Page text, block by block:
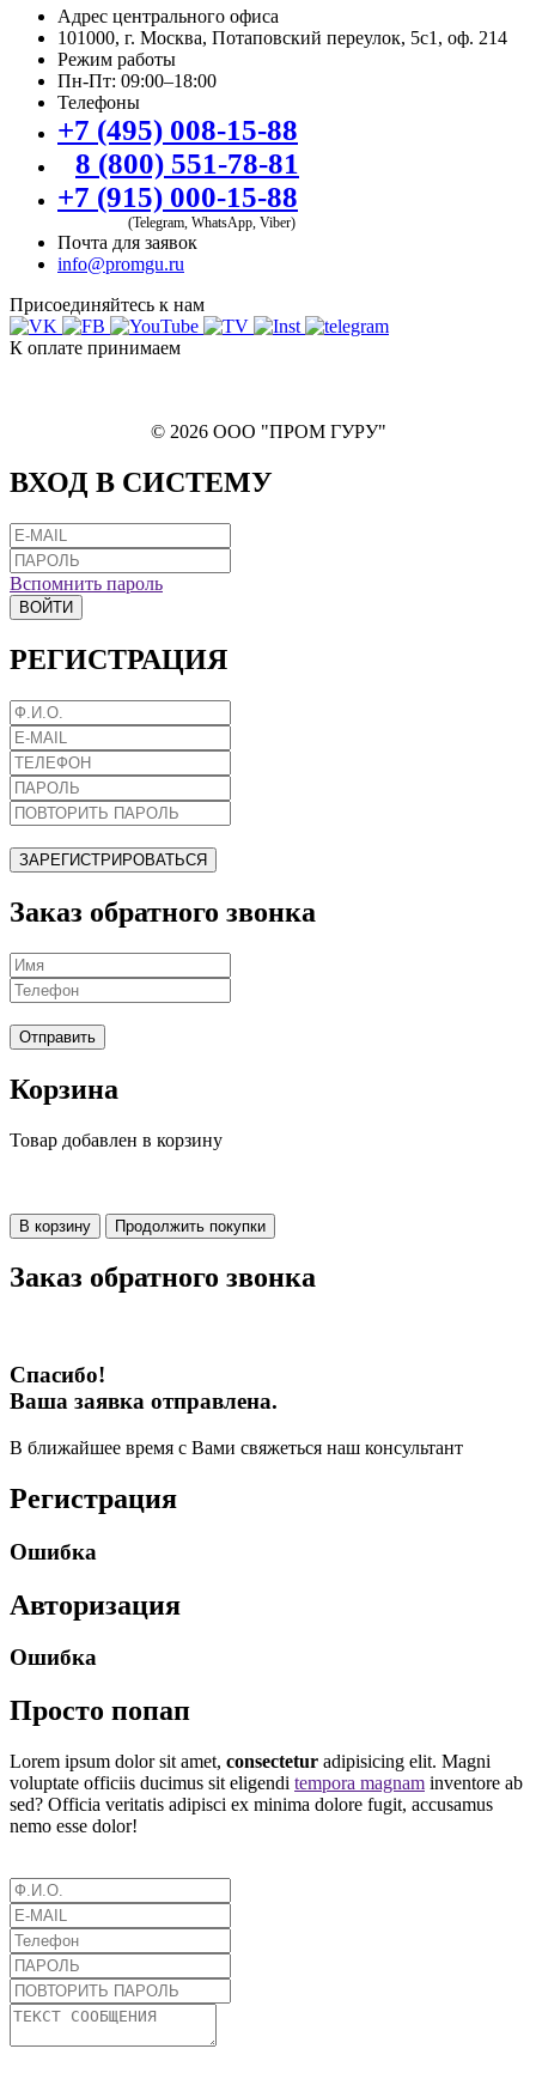
Адрес центрального офиса
101000, г. Москва, Потаповский переулок, 5с1, оф. 214
Режим работы
Пн-Пт: 09:00–18:00
Телефоны
+7 (495) 008-15-88
8 (800) 551-78-81
+7 (915) 000-15-88
(Telegram, WhatsApp, Viber)
Почта для заявок
info@promgu.ru
Присоединяйтесь к нам
К оплате принимаем
© 2026 ООО "ПРОМ ГУРУ"
ВХОД В СИСТЕМУ
Вспомнить пароль
ВОЙТИ
РЕГИСТРАЦИЯ
ЗАРЕГИСТРИРОВАТЬСЯ
Заказ обратного звонка
Отправить
Корзина
Товар добавлен в корзину
В корзину Продолжить покупки
Заказ обратного звонка
Спасибо!
Ваша заявка отправлена.
В ближайшее время с Вами свяжеться наш консультант
Регистрация
Ошибка
Авторизация
Ошибка
Просто попап
Lorem ipsum dolor sit amet, consectetur adipisicing elit. Magni
voluptate officiis ducimus sit eligendi tempora magnam inventore ab
sed? Officia veritatis adipisci ex minima dolore fugit, accusamus
nemo esse dolor!